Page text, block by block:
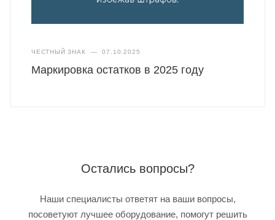
ЧЕСТНЫЙ ЗНАК — 07.10.2025
Маркировка остатков в 2025 году
Остались вопросы?
Наши специалисты ответят на ваши вопросы,
посоветуют лучшее оборудование, помогут решить